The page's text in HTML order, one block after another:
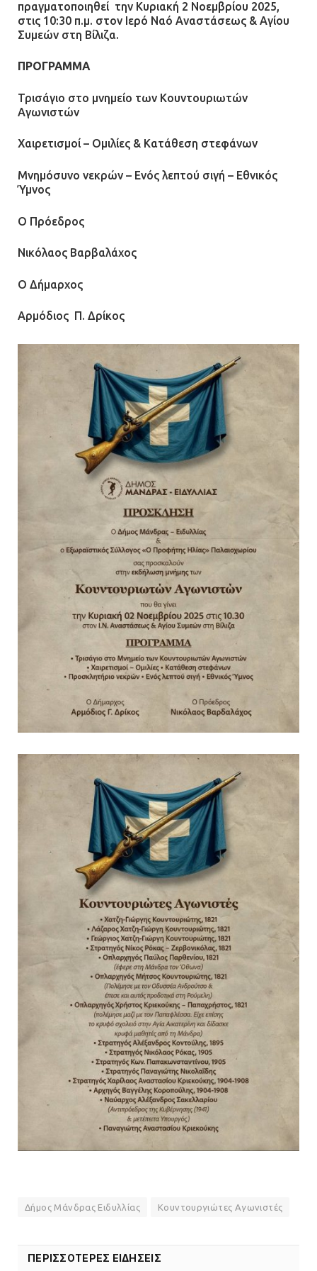
13.07.2026 | 21:32
13.07.2026 | 21:21
130.000 ευρώ στην Αττική
Ασπρόπυργος: Πέθανε ένας από
Άργος: Στη φυλακή οι δύο
αστυνομικοί για τους
πυροβολισμούς κατά του 20χρονου
με αναπηρία
11.07.2026 | 22:59
Ένα πουλί «υπεύθυνο» για την
πρωινή διακοπή ρεύματος στη
Μάνδρα
09.07.2026 | 11:12
Φωτιά σε επιχείρηση στον
Ασπρόπυργο – Ήχησε το 112
09.07.2026 | 09:19
ανθρωποκτονίας στους δύο
αστυνομικούς
Ομαδικός βιασμός 19χρονης στο
πρότεινε την αθώωση των
αστυνομικών
08.07.2026 | 16:24
Ο δήμαρχος Μάνδρας δώρισε όλους
τους μισθούς του 2025 στο Θριάσιο
για μηχάνημα καρδιολογικών
επεμβάσεων
08.07.2026 | 15:02
πραγματοποιηθεί την Κυριακή 2 Νοεμβρίου 2025,
στις 10:30 π.μ. στον Ιερό Ναό Αναστάσεως & Αγίου
Συμεών στη Βίλιζα.
ΠΡΟΓΡΑΜΜΑ
Τρισάγιο στο μνημείο των Κουντουριωτών
Αγωνιστών
Χαιρετισμοί – Ομιλίες & Κατάθεση στεφάνων
Μνημόσυνο νεκρών – Ενός λεπτού σιγή – Εθνικός
Ύμνος
Ο Πρόεδρος
Νικόλαος Βαρβαλάχος
Ο Δήμαρχος
Αρμόδιος Π. Δρίκος
Δήμος Μάνδρας Ειδυλλίας Κουντουργιώτες Αγωνιστές
ΠΕΡΙΣΣΟΤΕΡΕΣ ΕΙΔΗΣΕΙΣ